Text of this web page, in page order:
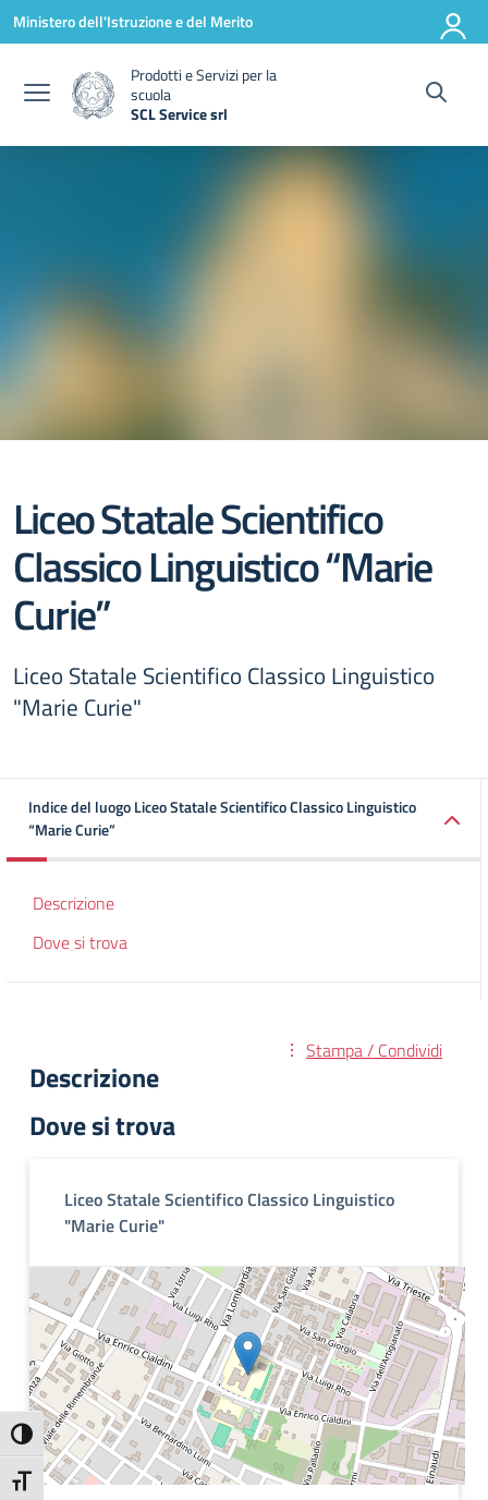
Attiva/disattiva alto contrasto
Attiva/disattiva dimensione testo
Vai ai contenuti
Vai al menu di navigazione
Vai al footer
Ministero dell'Istruzione e del Merito
Prodotti e Servizi per la
scuola
SCL Service srl
Liceo Statale Scientifico
Classico Linguistico “Marie
Curie”
Liceo Statale Scientifico Classico Linguistico
"Marie Curie"
Indice del luogo Liceo Statale Scientifico Classico Linguistico
“Marie Curie”
Descrizione
Dove si trova
Stampa / Condividi
Descrizione
Dove si trova
Liceo Statale Scientifico Classico Linguistico
"Marie Curie"